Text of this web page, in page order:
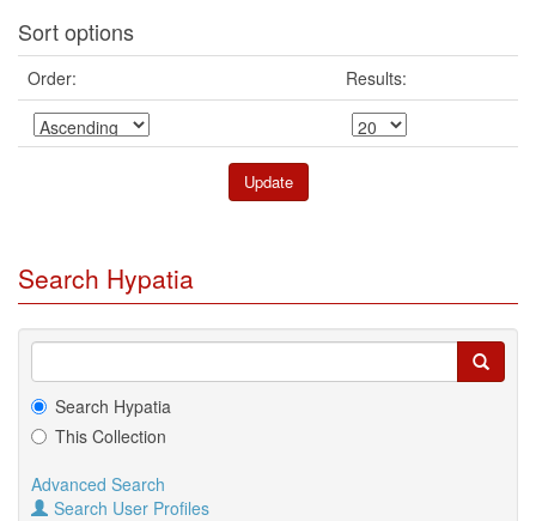
Sort options
Order: Results:
Search Hypatia
Search Hypatia
This Collection
Advanced Search
Search User Profiles